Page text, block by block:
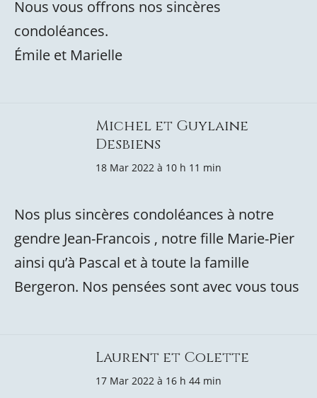
Nous vous offrons nos sincères
condoléances.
Émile et Marielle
Michel et Guylaine
Desbiens
18 Mar 2022 à 10 h 11 min
Nos plus sincères condoléances à notre
gendre Jean-Francois , notre fille Marie-Pier
ainsi qu’à Pascal et à toute la famille
Bergeron. Nos pensées sont avec vous tous
Laurent et Colette
17 Mar 2022 à 16 h 44 min